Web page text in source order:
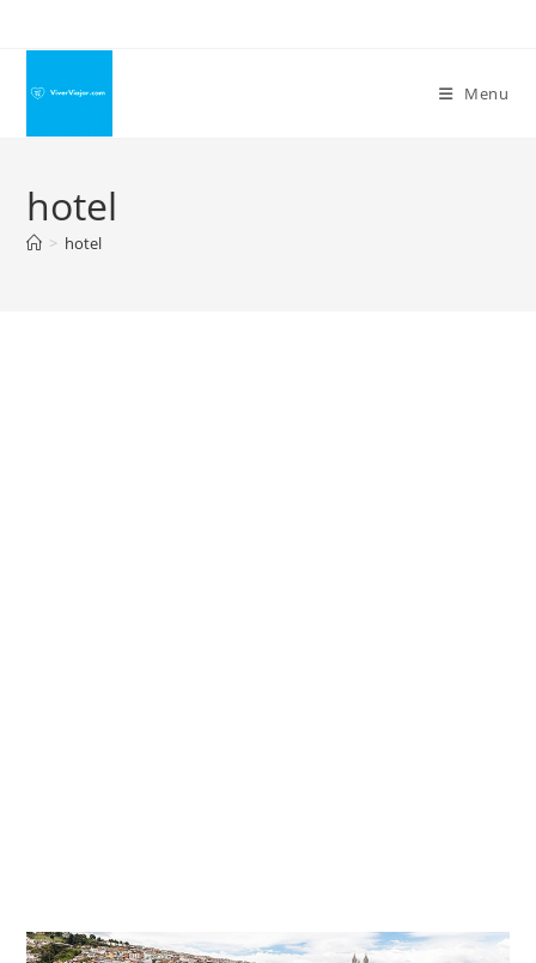
conteúdo
Menu
hotel
> hotel